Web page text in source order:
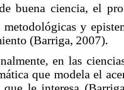
buena ciencia, el
metodológicas y
(Barriga, 2007).
en las
que modela el